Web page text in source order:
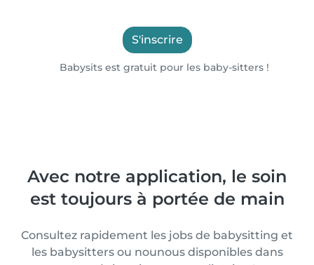
S'inscrire
Babysits est gratuit pour les baby-sitters !
Avec notre application, le soin
est toujours à portée de main
Consultez rapidement les jobs de babysitting et
les babysitters ou nounous disponibles dans